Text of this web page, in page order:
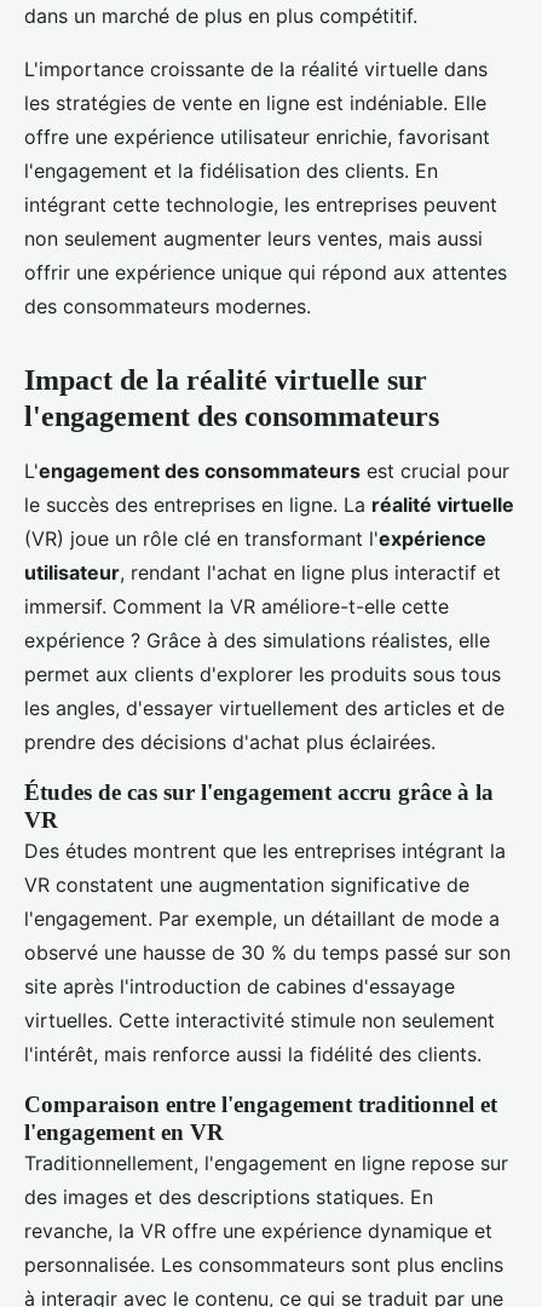
dans un marché de plus en plus compétitif.
L'importance croissante de la réalité virtuelle dans
les stratégies de vente en ligne est indéniable. Elle
offre une expérience utilisateur enrichie, favorisant
l'engagement et la fidélisation des clients. En
intégrant cette technologie, les entreprises peuvent
non seulement augmenter leurs ventes, mais aussi
offrir une expérience unique qui répond aux attentes
des consommateurs modernes.
Impact de la réalité virtuelle sur
l'engagement des consommateurs
L'engagement des consommateurs est crucial pour
le succès des entreprises en ligne. La réalité virtuelle
(VR) joue un rôle clé en transformant l'expérience
utilisateur, rendant l'achat en ligne plus interactif et
immersif. Comment la VR améliore-t-elle cette
expérience ? Grâce à des simulations réalistes, elle
permet aux clients d'explorer les produits sous tous
les angles, d'essayer virtuellement des articles et de
prendre des décisions d'achat plus éclairées.
Études de cas sur l'engagement accru grâce à la
VR
Des études montrent que les entreprises intégrant la
VR constatent une augmentation significative de
l'engagement. Par exemple, un détaillant de mode a
observé une hausse de 30 % du temps passé sur son
site après l'introduction de cabines d'essayage
virtuelles. Cette interactivité stimule non seulement
l'intérêt, mais renforce aussi la fidélité des clients.
Comparaison entre l'engagement traditionnel et
l'engagement en VR
Traditionnellement, l'engagement en ligne repose sur
des images et des descriptions statiques. En
revanche, la VR offre une expérience dynamique et
personnalisée. Les consommateurs sont plus enclins
à interagir avec le contenu, ce qui se traduit par une